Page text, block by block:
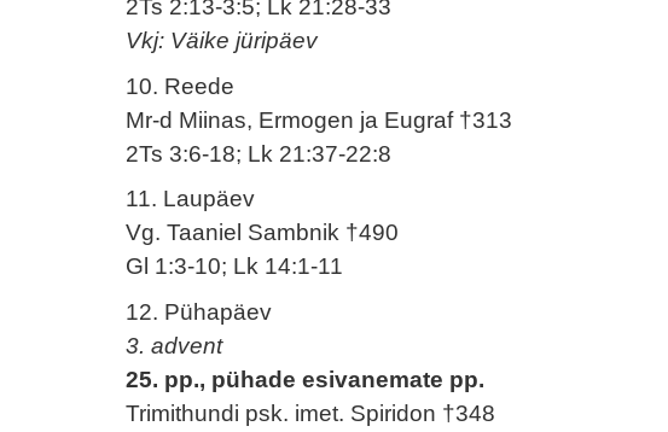
2Ts 2:13-3:5; Lk 21:28-33
Vkj: Väike jüripäev
10. Reede
Mr-d Miinas, Ermogen ja Eugraf †313
2Ts 3:6-18; Lk 21:37-22:8
11. Laupäev
Vg. Taaniel Sambnik †490
Gl 1:3-10; Lk 14:1-11
12. Pühapäev
3. advent
25. pp., pühade esivanemate pp.
Trimithundi psk. imet. Spiridon †348